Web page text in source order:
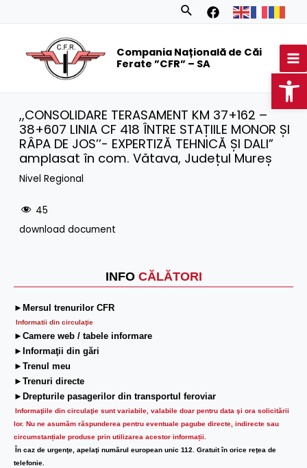
Search
Compania Națională de Căi
Ferate ”CFR” – SA
INFO CĂLĂTORI
►Mersul trenurilor CFR
Informatii din circulaţie
►Camere web / tabele informare
►Informaţii din gări
►Trenul meu
►Trenuri directe
►Drepturile pasagerilor din transportul feroviar
Informaţiile din circulaţie sunt variabile, valabile doar pentru data şi ora solicitării
lor. Nu ne asumăm răspunderea pentru eventuale pagube directe, indirecte sau
circumstanțiale produse prin utilizarea acestor informații.
În caz de urgenţe, apelaţi numărul european unic 112. Gratuit în orice reţea de
telefonie.
,,CONSOLIDARE TERASAMENT KM 37+162 –
38+607 LINIA CF 418 ÎNTRE STAȚIILE MONOR ȘI
RÂPA DE JOS’’- EXPERTIZĂ TEHNICĂ ȘI DALI”
amplasat în com. Vătava, Județul Mureș
Nivel Regional
45
download document